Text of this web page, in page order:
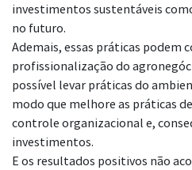
investimentos sustentáveis
no futuro.
Ademais, essas práticas podem
profissionalização do
possível levar práticas do
modo que melhore as práticas
controle organizacional e,
investimentos.
E os resultados positivos não